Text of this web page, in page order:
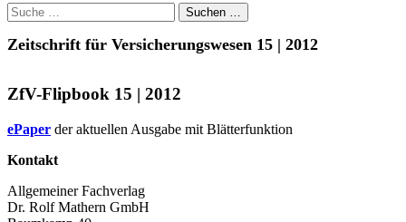
Zeitschrift für Versicherungswesen 15 | 2012
ZfV-Flipbook 15 | 2012
ePaper der aktuellen Ausgabe mit Blätterfunktion
Kontakt
Allgemeiner Fachverlag
Dr. Rolf Mathern GmbH